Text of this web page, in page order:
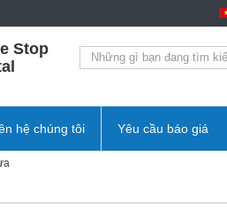
Stop
hệ chúng tôi Yêu cầu báo giá